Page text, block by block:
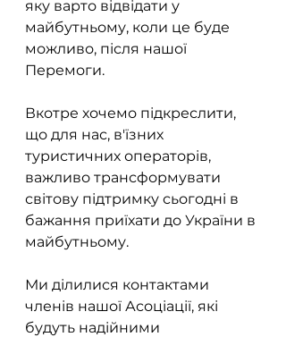
яку варто відвідати у
майбутньому, коли це буде
можливо, після нашої
Перемоги.
Вкотре хочемо підкреслити,
що для нас, в'їзних
туристичних операторів,
важливо трансформувати
світову підтримку сьогодні в
бажання приїхати до України в
майбутньому.
Ми ділилися контактами
членів нашої Асоціації, які
будуть надійними